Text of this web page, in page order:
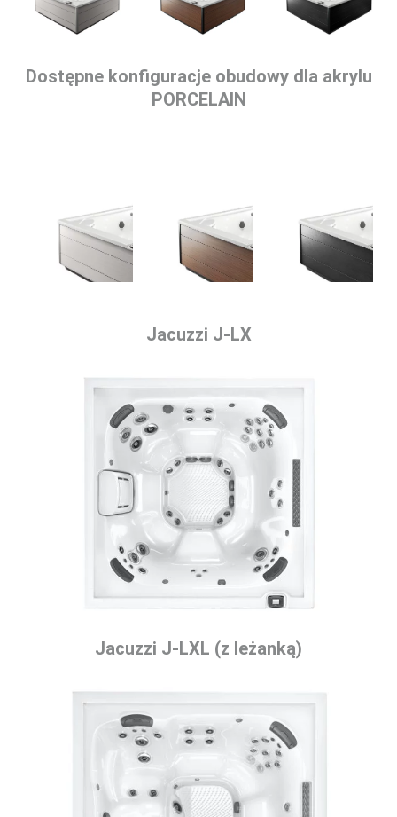
Dostępne konfiguracje obudowy dla akrylu
PORCELAIN
Jacuzzi J-LX
Jacuzzi J-LXL (z leżanką)